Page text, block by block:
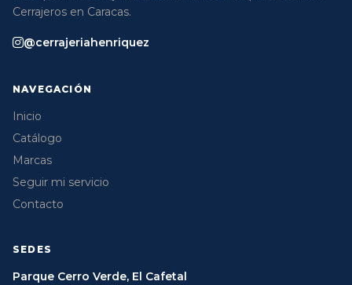
Cerrajeros en Caracas.
@cerrajeriahenriquez
NAVEGACIÓN
Inicio
Catálogo
Marcas
Seguir mi servicio
Contacto
SEDES
Parque Cerro Verde, El Cafetal